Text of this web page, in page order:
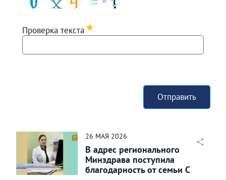
Проверка текста
Отправить
26 МАЯ 2026
В адрес регионального
Минздрава поступила
благодарность от семьи С